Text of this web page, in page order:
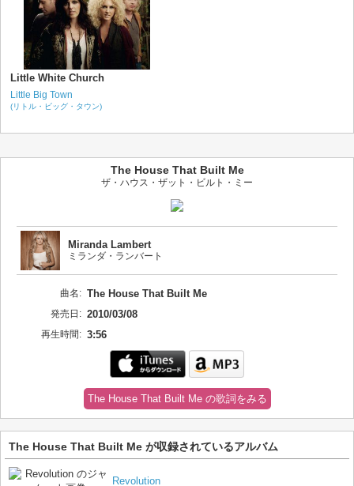
Little White Church
Little Big Town
(リトル・ビッグ・タウン)
The House That Built Me
ザ・ハウス・ザット・ビルト・ミー
Miranda Lambert
ミランダ・ランバート
曲名: The House That Built Me
発売日: 2010/03/08
再生時間: 3:56
The House That Built Me の歌詞をみる
The House That Built Me が収録されているアルバム
Revolution